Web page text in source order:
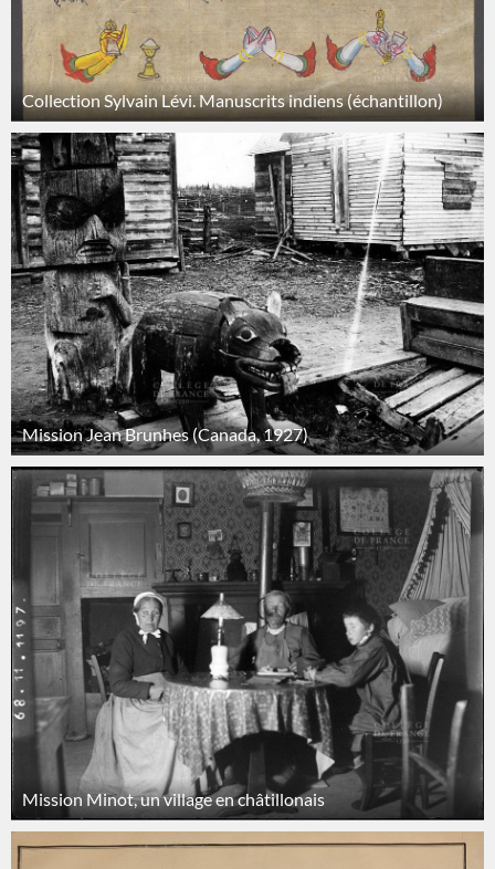
Collection Sylvain Lévi. Manuscrits indiens (échantillon)
Mission Jean Brunhes (Canada, 1927)
Mission Minot, un village en châtillonais